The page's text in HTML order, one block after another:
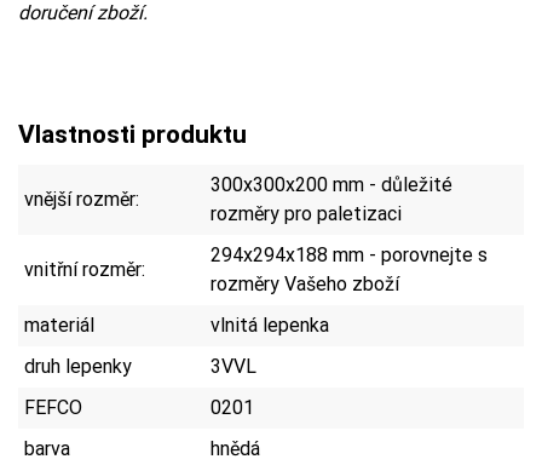
doručení zboží.
Vlastnosti produktu
vnější rozměr:
300x300x200 mm - důležité
rozměry pro paletizaci
vnitřní rozměr:
294x294x188 mm - porovnejte s
rozměry Vašeho zboží
materiál
vlnitá lepenka
druh lepenky
3VVL
FEFCO
0201
barva
hnědá